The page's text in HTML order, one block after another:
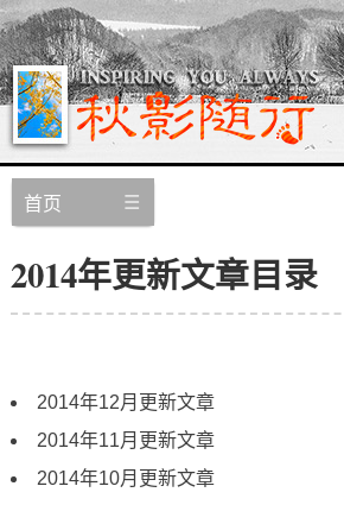
首页
2014年更新文章目录
2014年12月更新文章
2014年11月更新文章
2014年10月更新文章